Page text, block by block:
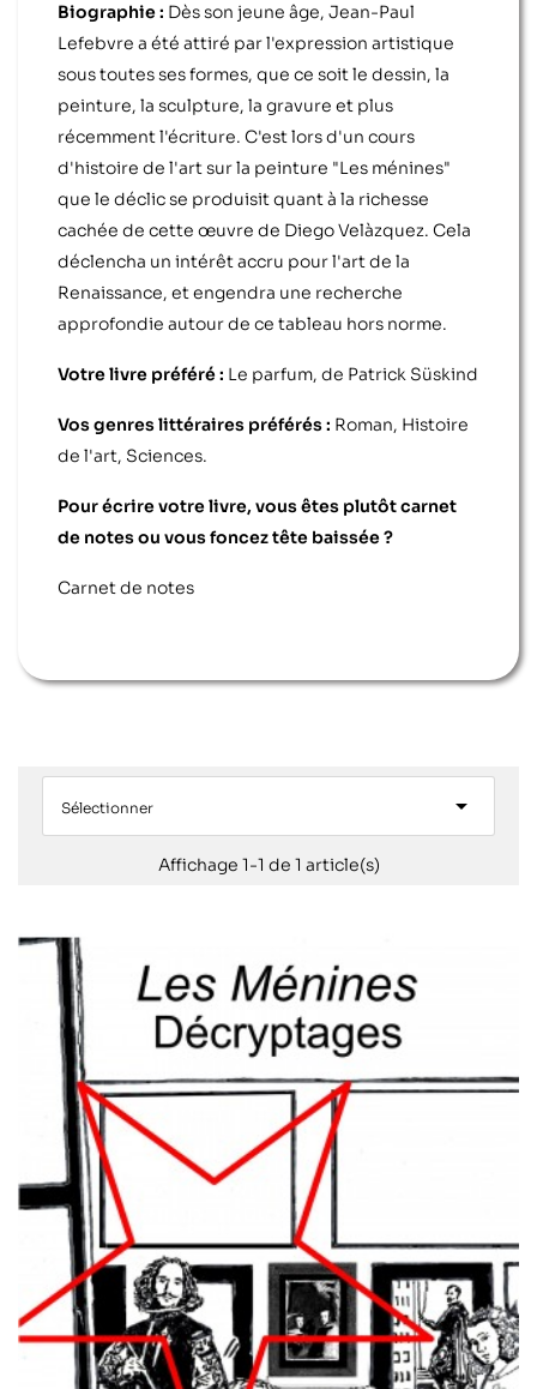
Biographie : Dès son jeune âge, Jean-Paul
Lefebvre a été attiré par l'expression artistique
sous toutes ses formes, que ce soit le dessin, la
peinture, la sculpture, la gravure et plus
récemment l'écriture. C'est lors d'un cours
d'histoire de l'art sur la peinture "Les ménines"
que le déclic se produisit quant à la richesse
cachée de cette œuvre de Diego Velàzquez. Cela
déclencha un intérêt accru pour l'art de la
Renaissance, et engendra une recherche
approfondie autour de ce tableau hors norme.
Votre livre préféré : Le parfum, de Patrick Süskind
Vos genres littéraires préférés : Roman, Histoire
de l'art, Sciences.
Pour écrire votre livre, vous êtes plutôt carnet
de notes ou vous foncez tête baissée ?
Carnet de notes
Sélectionner 
Affichage 1-1 de 1 article(s)